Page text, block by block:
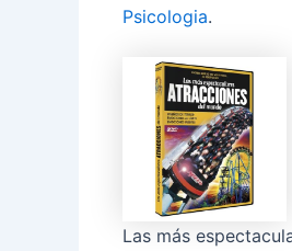
Psicologia.
Las más